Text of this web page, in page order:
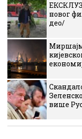
новог
део/
више